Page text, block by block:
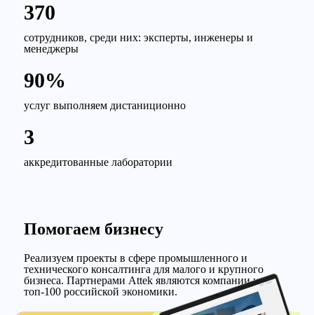
3
аккредитованные лаборатории
370
сотрудников, среди них: эксперты, инженеры и
менеджеры
90%
услуг выполняем дистаниционно
Помогаем бизнесу
Реализуем проекты в сфере промышленного и
технического консалтинга для малого и крупного
бизнеса. Партнерами Attek являются компании из
топ-100 российской экономики.